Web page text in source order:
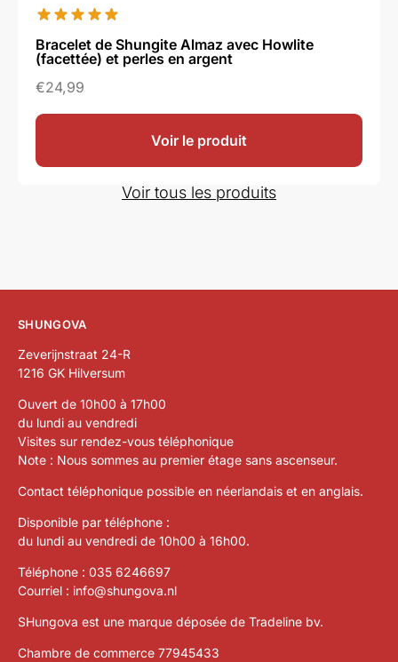
Bracelet de Shungite Almaz avec Howlite
(facettée) et perles en argent
€24,99
Voir le produit
Voir tous les produits
SHUNGOVA
Zeverijnstraat 24-R
1216 GK Hilversum
Ouvert de 10h00 à 17h00
du lundi au vendredi
Visites sur rendez-vous téléphonique
Note : Nous sommes au premier étage sans ascenseur.
Contact téléphonique possible en néerlandais et en anglais.
Disponible par téléphone :
du lundi au vendredi de 10h00 à 16h00.
Téléphone : 035 6246697
Courriel : info@shungova.nl
SHungova est une marque déposée de Tradeline bv.
Chambre de commerce 77945433